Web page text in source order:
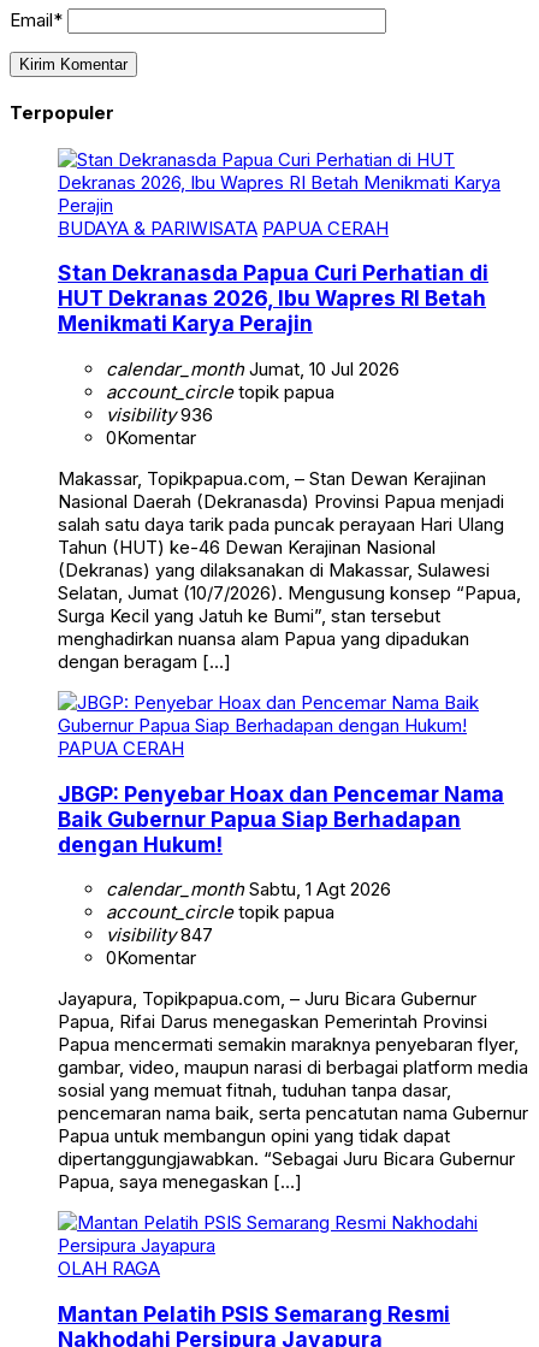
Email*
Terpopuler
BUDAYA & PARIWISATA PAPUA CERAH
Stan Dekranasda Papua Curi Perhatian di
HUT Dekranas 2026, Ibu Wapres RI Betah
Menikmati Karya Perajin
calendar_monthJumat, 10 Jul 2026
account_circletopik papua
visibility936
0Komentar
Makassar, Topikpapua.com, – Stan Dewan Kerajinan
Nasional Daerah (Dekranasda) Provinsi Papua menjadi
salah satu daya tarik pada puncak perayaan Hari Ulang
Tahun (HUT) ke-46 Dewan Kerajinan Nasional
(Dekranas) yang dilaksanakan di Makassar, Sulawesi
Selatan, Jumat (10/7/2026). Mengusung konsep “Papua,
Surga Kecil yang Jatuh ke Bumi”, stan tersebut
menghadirkan nuansa alam Papua yang dipadukan
dengan beragam […]
PAPUA CERAH
JBGP: Penyebar Hoax dan Pencemar Nama
Baik Gubernur Papua Siap Berhadapan
dengan Hukum!
calendar_monthSabtu, 1 Agt 2026
account_circletopik papua
visibility847
0Komentar
Jayapura, Topikpapua.com, – Juru Bicara Gubernur
Papua, Rifai Darus menegaskan Pemerintah Provinsi
Papua mencermati semakin maraknya penyebaran flyer,
gambar, video, maupun narasi di berbagai platform media
sosial yang memuat fitnah, tuduhan tanpa dasar,
pencemaran nama baik, serta pencatutan nama Gubernur
Papua untuk membangun opini yang tidak dapat
dipertanggungjawabkan. “Sebagai Juru Bicara Gubernur
Papua, saya menegaskan […]
OLAH RAGA
Mantan Pelatih PSIS Semarang Resmi
Nakhodahi Persipura Jayapura